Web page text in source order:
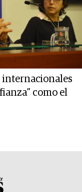
internacionales
como el